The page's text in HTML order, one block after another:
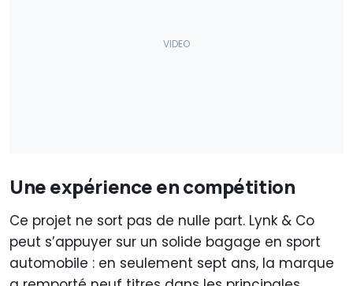
Une expérience en compétition
Ce projet ne sort pas de nulle part. Lynk & Co
peut s’appuyer sur un solide bagage en sport
automobile : en seulement sept ans, la marque